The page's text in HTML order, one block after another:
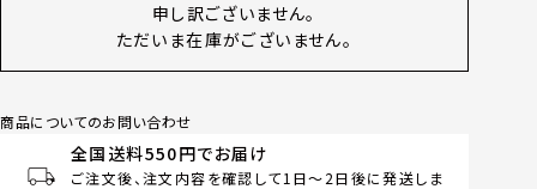
申し訳ございません。
ただいま在庫がございません。
商品についてのお問い合わせ
全国送料550円でお届け
ご注文後、注文内容を確認して1日～2日後に発送しま